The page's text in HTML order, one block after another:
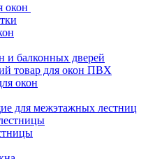
окон
и балконных дверей
товар для окон ПВХ
окон
для межэтажных лестниц